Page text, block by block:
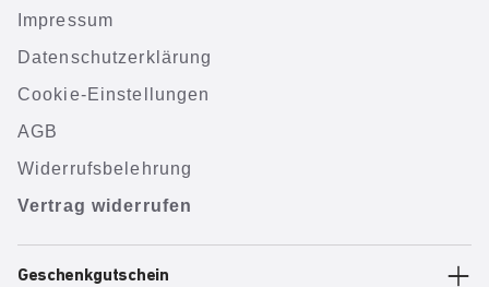
Impressum
Datenschutzerklärung
Cookie-Einstellungen
AGB
Widerrufsbelehrung
Vertrag widerrufen
Geschenkgutschein